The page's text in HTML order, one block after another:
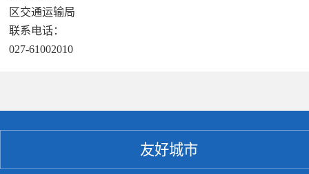
区交通运输局
联系电话：
027-61002010
友好城市